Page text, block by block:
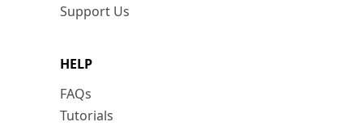
Support Us
HELP
FAQs
Tutorials